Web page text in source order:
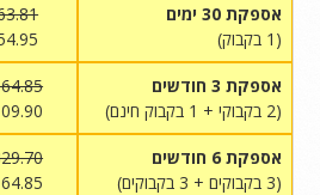
אספקת 30 ימים
(1 בקבוק)
אספקת 3 חודשים
(2 בקבוקי + 1 בקבוק חינם)
אספקת 6 חודשים
(3 בקבוקים + 3 בקבוקים)